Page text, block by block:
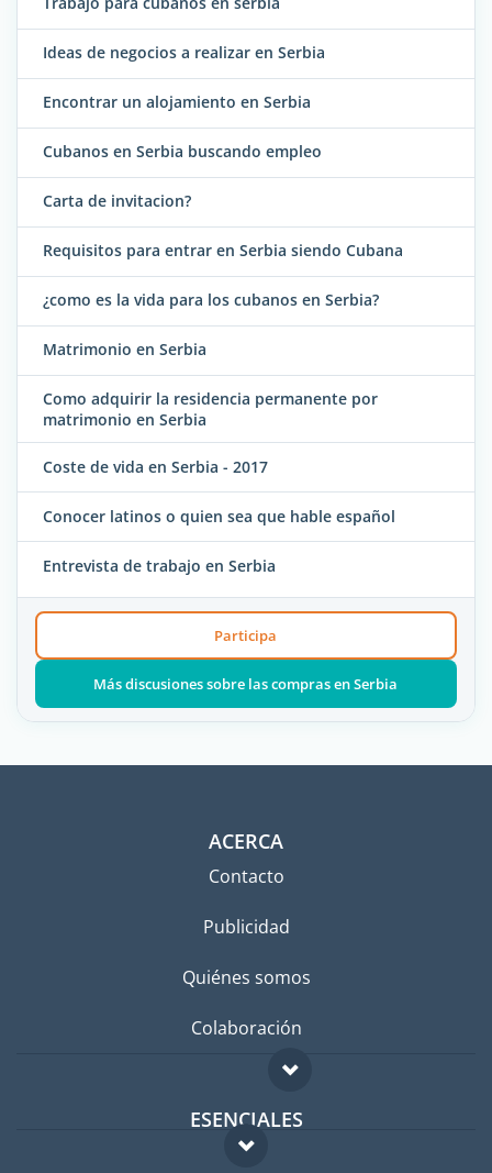
Ideas de negocios a realizar en Serbia
Encontrar un alojamiento en Serbia
Cubanos en Serbia buscando empleo
Carta de invitacion?
Requisitos para entrar en Serbia siendo Cubana
¿como es la vida para los cubanos en Serbia?
Matrimonio en Serbia
Como adquirir la residencia permanente por
matrimonio en Serbia
Coste de vida en Serbia - 2017
Conocer latinos o quien sea que hable español
Entrevista de trabajo en Serbia
Participa
Más discusiones sobre las compras en Serbia
ACERCA
Contacto
Publicidad
Quiénes somos
Colaboración
ESENCIALES
Foro para expatriados